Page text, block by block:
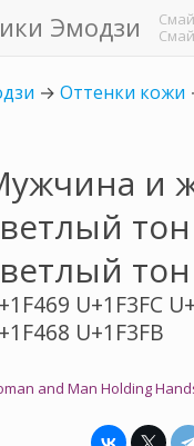
Эмодзи
→ Оттенки кожи
и
U+1F3FC
U+1F3FB
and Man Holding